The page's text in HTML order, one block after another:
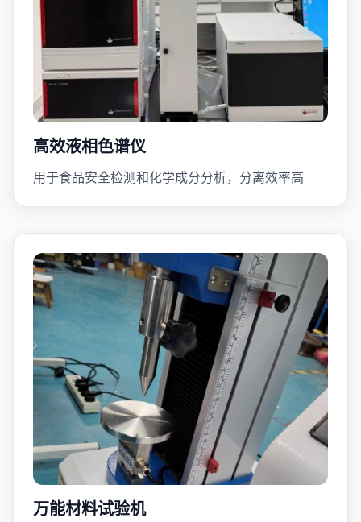
高效液相色谱仪
用于食品安全检测和化学成分分析，分离效率高
万能材料试验机